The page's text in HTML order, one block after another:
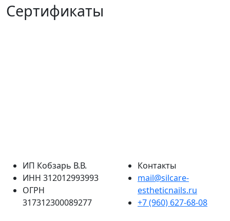
Сертификаты
ИП Кобзарь В.В.
ИНН 312012993993
ОГРН
317312300089277
Контакты
mail@silcare-
estheticnails.ru
+7 (960) 627-68-08